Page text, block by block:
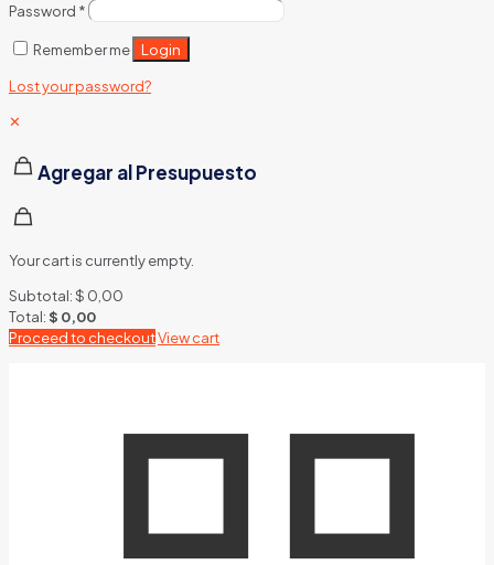
Password *
Remember me Login
Lost your password?
✕
Agregar al Presupuesto
Your cart is currently empty.
Subtotal:$ 0,00
Total:$ 0,00
Proceed to checkoutView cart